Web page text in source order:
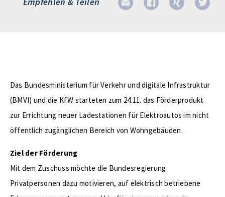
Das Bundesministerium für Verkehr und digitale Infrastruktur
(BMVI) und die KfW starteten zum 24.11. das Förderprodukt
zur Errichtung neuer Ladestationen für Elektroautos im nicht
öffentlich zugänglichen Bereich von Wohngebäuden.
Ziel der Förderung
Mit dem Zuschuss möchte die Bundesregierung
Privatpersonen dazu motivieren, auf elektrisch betriebene